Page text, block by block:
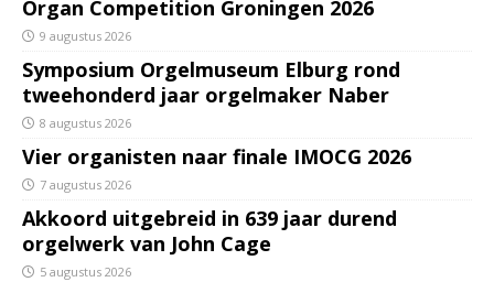
Organ Competition Groningen 2026
9 augustus 2026
Symposium Orgelmuseum Elburg rond
tweehonderd jaar orgelmaker Naber
8 augustus 2026
Vier organisten naar finale IMOCG 2026
7 augustus 2026
Akkoord uitgebreid in 639 jaar durend
orgelwerk van John Cage
5 augustus 2026